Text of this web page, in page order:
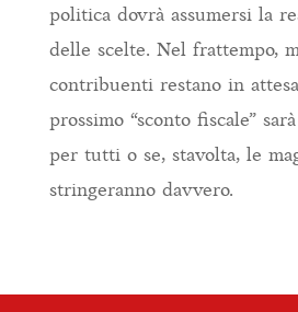
politica dovrà assumersi la
delle scelte. Nel frattempo,
contribuenti restano in
prossimo “sconto fiscale”
per tutti o se, stavolta, le
stringeranno davvero.